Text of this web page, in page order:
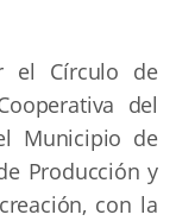
el Círculo de
del
Municipio de
Producción y
con la